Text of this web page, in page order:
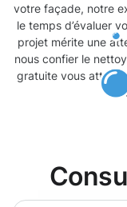
votre façade, notre
le temps d’évaluer
projet mérite une
nous confier le
gratuite vous attend